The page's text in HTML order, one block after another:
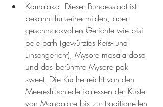
Karnataka: Dieser Bundesstaat ist
bekannt für seine milden, aber
geschmackvollen Gerichte wie bisi
bele bath (gewürztes Reis- und
Linsengericht), Mysore masala dosa
und das berühmte Mysore pak
sweet. Die Küche reicht von den
Meeresfrüchtedelikatessen der Küste
von Mangalore bis zur traditionellen